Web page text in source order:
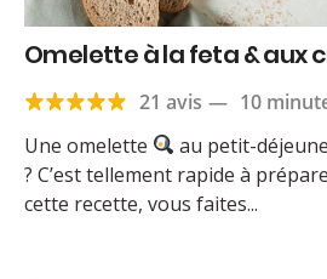
Omelette à la feta & aux
21 avis — 10
Une omelette
au petit-
? C’est tellement rapide à
cette recette, vous faites...